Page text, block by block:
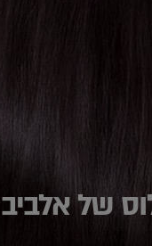
של אלביב